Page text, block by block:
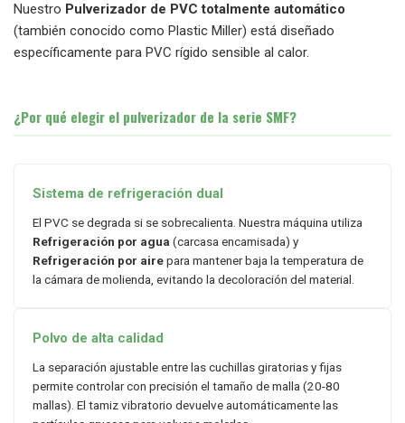
Nuestro Pulverizador de PVC totalmente automático
(también conocido como Plastic Miller) está diseñado
específicamente para PVC rígido sensible al calor.
¿Por qué elegir el pulverizador de la serie SMF?
Sistema de refrigeración dual
El PVC se degrada si se sobrecalienta. Nuestra máquina utiliza
Refrigeración por agua (carcasa encamisada) y
Refrigeración por airepara mantener baja la temperatura de
la cámara de molienda, evitando la decoloración del material.
Polvo de alta calidad
La separación ajustable entre las cuchillas giratorias y fijas
permite controlar con precisión el tamaño de malla (20-80
mallas). El tamiz vibratorio devuelve automáticamente las